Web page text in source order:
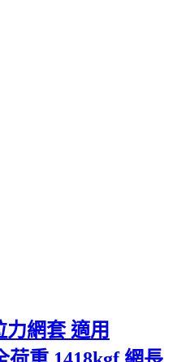
網套 適用